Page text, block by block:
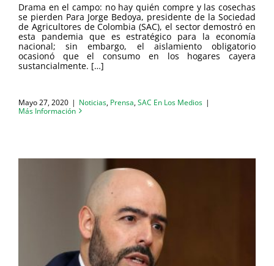
Drama en el campo: no hay quién compre y las cosechas
se pierden Para Jorge Bedoya, presidente de la Sociedad
de Agricultores de Colombia (SAC), el sector demostró en
esta pandemia que es estratégico para la economía
nacional; sin embargo, el aislamiento obligatorio
ocasionó que el consumo en los hogares cayera
sustancialmente. […]
Mayo 27, 2020 | Noticias, Prensa,SAC En Los Medios |
Más Información